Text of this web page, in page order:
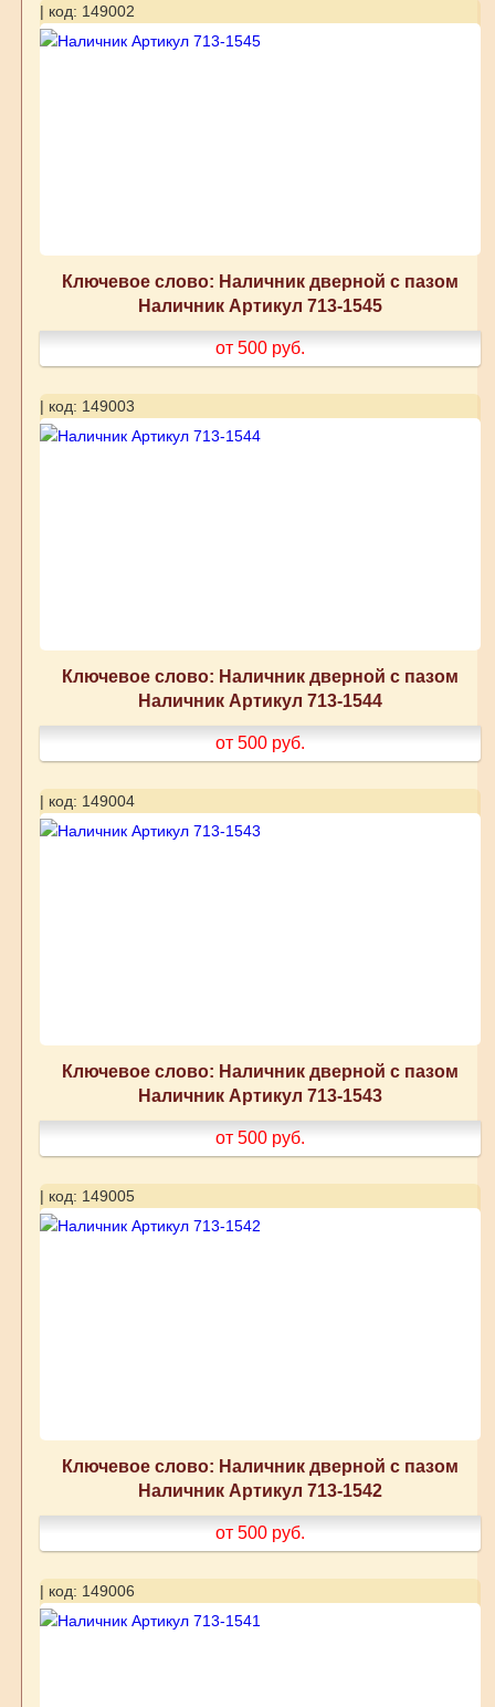
| код: 149002
Ключевое слово: Наличник дверной с пазом
Наличник Артикул 713-1545
от 500 руб.
| код: 149003
Ключевое слово: Наличник дверной с пазом
Наличник Артикул 713-1544
от 500 руб.
| код: 149004
Ключевое слово: Наличник дверной с пазом
Наличник Артикул 713-1543
от 500 руб.
| код: 149005
Ключевое слово: Наличник дверной с пазом
Наличник Артикул 713-1542
от 500 руб.
| код: 149006